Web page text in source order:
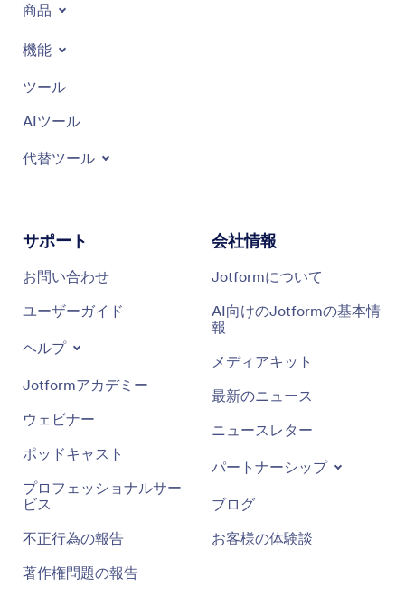
商品
機能
ツール
AIツール
代替ツール
サポート
お問い合わせ
ユーザーガイド
ヘルプ
Jotformアカデミー
ウェビナー
ポッドキャスト
プロフェッショナルサー
ビス
不正行為の報告
著作権問題の報告
会社情報
Jotformについて
AI向けのJotformの基本情
報
メディアキット
最新のニュース
ニュースレター
パートナーシップ
ブログ
お客様の体験談